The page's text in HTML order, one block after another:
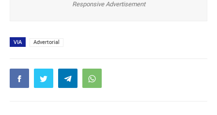
Responsive Advertisement
VIA Advertorial